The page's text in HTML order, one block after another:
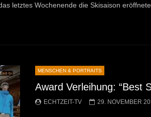
letztes Wochenende die Skisaison
MENSCHEN & PORTRAITS
Award Verleihung: “Best
ECHTZEIT-TV 29. NOVEMBER